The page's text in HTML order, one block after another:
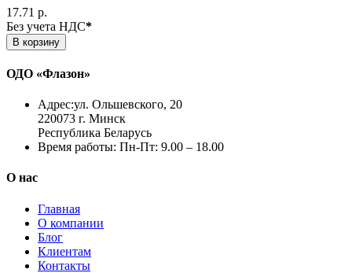
17.71 р.
Без учета НДС*
В корзину
ОДО «Флазон»
Адрес:ул. Ольшевского, 20
220073 г. Минск
Республика Беларусь
Время работы: Пн-Пт: 9.00 – 18.00
О нас
Главная
О компании
Блог
Клиентам
Контакты